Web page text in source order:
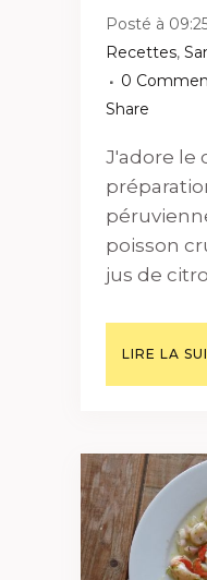
Posté à
Recettes,
0
Share
J'adore le
poisson
jus de
LIRE LA